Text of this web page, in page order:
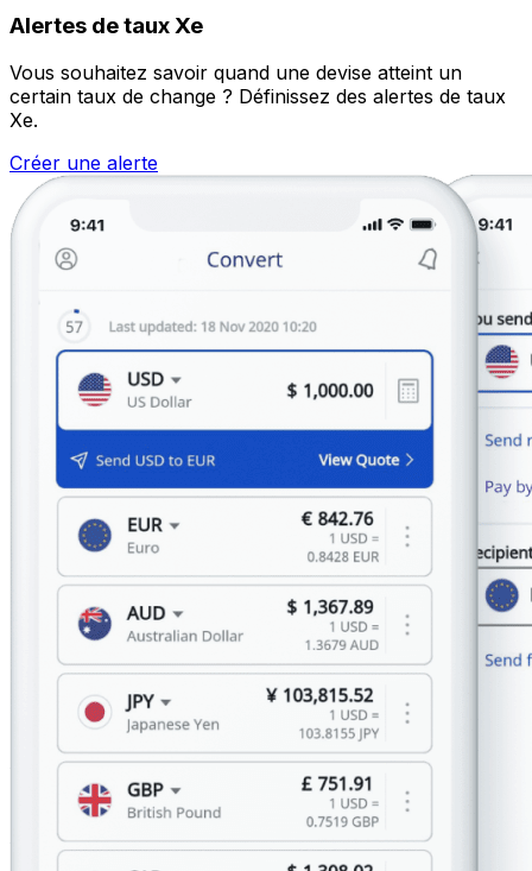
Alertes de taux Xe
Vous souhaitez savoir quand une devise atteint un
certain taux de change ? Définissez des alertes de taux
Xe.
Créer une alerte